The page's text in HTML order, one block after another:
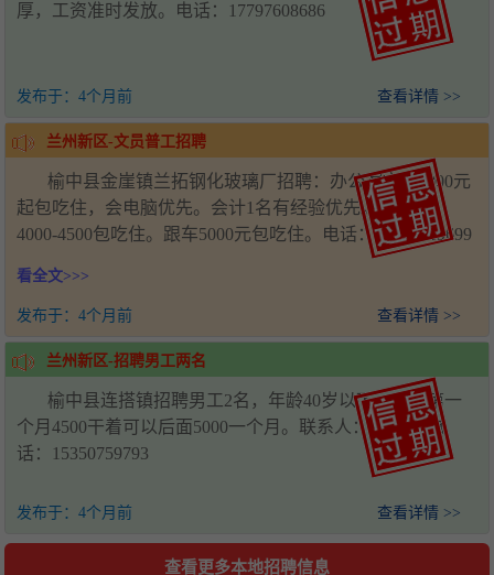
厚，工资准时发放。电话：17797608686
发布于： 4个月前 查看详情 >>
兰州新区-文员普工招聘
榆中县金崖镇兰拓钢化玻璃厂招聘：办公室文员4000元
起包吃住，会电脑优先。会计1名有经验优先。普工2名
4000-4500包吃住。跟车5000元包吃住。电话：18198019699
看全文>>>
发布于： 4个月前 查看详情 >>
兰州新区-招聘男工两名
榆中县连搭镇招聘男工2名，年龄40岁以下，工资第一
个月4500干着可以后面5000一个月。联系人：赵光辉 电
话：15350759793
发布于： 4个月前 查看详情 >>
查看更多本地招聘信息